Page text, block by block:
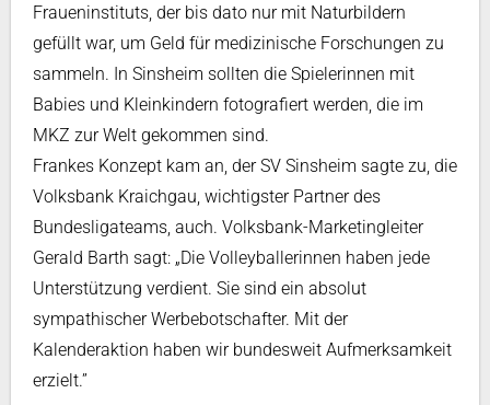
Fraueninstituts, der bis dato nur mit Naturbildern
gefüllt war, um Geld für medizinische Forschungen zu
sammeln. In Sinsheim sollten die Spielerinnen mit
Babies und Kleinkindern fotografiert werden, die im
MKZ zur Welt gekommen sind.
Frankes Konzept kam an, der SV Sinsheim sagte zu, die
Volksbank Kraichgau, wichtigster Partner des
Bundesligateams, auch. Volksbank-Marketingleiter
Gerald Barth sagt: „Die Volleyballerinnen haben jede
Unterstützung verdient. Sie sind ein absolut
sympathischer Werbebotschafter. Mit der
Kalenderaktion haben wir bundesweit Aufmerksamkeit
erzielt.”